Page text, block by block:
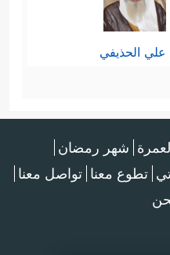
علي الحذيفي
شهر رمضان
تطوع معنا تواصل معنا